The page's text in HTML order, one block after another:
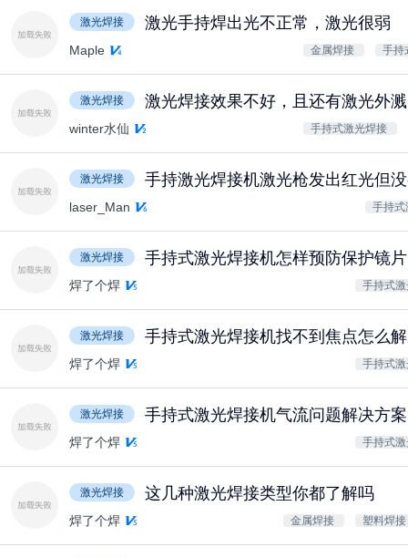
激光焊接 激光手持焊出光不正常，激光很弱
Maple 金属焊接 手持
激光焊接 激光焊接效果不好，且还有激光外溅
winter水仙 手持式激光焊接
激光焊接 手持激光焊接机激光枪发出红光但
laser_Man 手持式
激光焊接 手持式激光焊接机怎样预防保护镜
焊了个焊 手持式
激光焊接 手持式激光焊接机找不到焦点怎么
焊了个焊 手持式
激光焊接 手持式激光焊接机气流问题解决方案
焊了个焊 手持式
激光焊接 这几种激光焊接类型你都了解吗
焊了个焊 金属焊接 塑料焊接